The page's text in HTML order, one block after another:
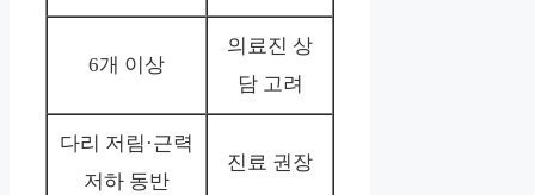
6개 이상
의료진 상
담 고려
다리 저림·근력
저하 동반
진료 권장